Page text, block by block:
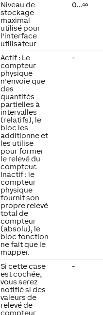
Niveau de
stockage
maximal
utilisé pour
l'interface
utilisateur
0...∞
Actif : Le
compteur
physique
n'envoie que
des
quantités
partielles à
intervalles
(relatifs), le
bloc les
additionne et
les utilise
pour former
le relevé du
compteur.
Inactif : le
compteur
physique
fournit son
propre relevé
total de
compteur
(absolu), le
bloc fonction
ne fait que le
mapper.
-
Si cette case
est cochée,
vous serez
notifié si des
valeurs de
relevé de
compteur
-